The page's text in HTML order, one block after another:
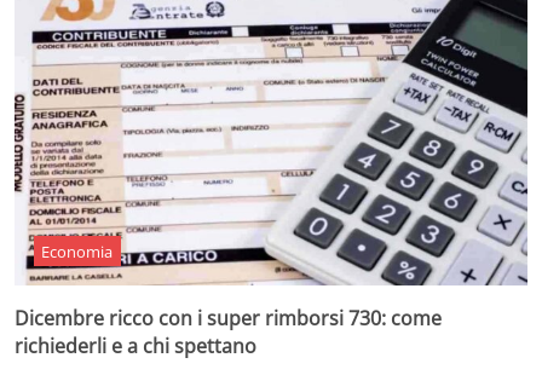
Economia
Dicembre ricco con i super rimborsi 730: come
richiederli e a chi spettano